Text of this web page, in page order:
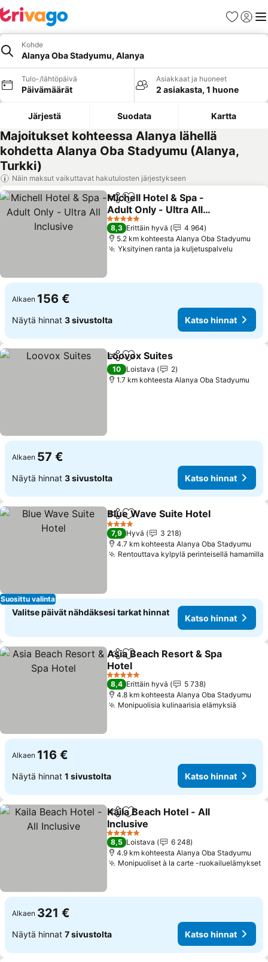
Suosikit
Kohde
Alanya Oba Stadyumu, Alanya
Tulo-/lähtöpäivä
Päivämäärät
Asiakkaat ja huoneet
2 asiakasta, 1 huone
Järjestä Suodata Kartta
Majoitukset kohteessa Alanya lähellä
kohdetta Alanya Oba Stadyumu (Alanya,
Turkki)
Näin maksut vaikuttavat hakutulosten järjestykseen
Jaa Lisää suosikkeihin
Michell Hotel & Spa -
Adult Only - Ultra All
Inclusive
Katso hinnat
5 Tähtiluokitus
8,3 Erittäin hyvä
4 964
5.2 km kohteesta Alanya Oba Stadyumu
Yksityinen ranta ja kuljetuspalvelu
Alkaen 156 €
Näytä hinnat 3 sivustolta Katso hinnat
Jaa Lisää suosikkeihin
Loovox Suites
10 Loistava
2
1.7 km kohteesta Alanya Oba Stadyumu
Alkaen 57 €
Näytä hinnat 3 sivustolta Katso hinnat
Suosittu valinta
Jaa Lisää suosikkeihin
Blue Wave Suite Hotel
4 Tähtiluokitus
7,9 Hyvä
3 218
4.7 km kohteesta Alanya Oba Stadyumu
Rentouttava kylpylä perinteisellä hamamilla
Valitse päivät nähdäksesi tarkat hinnat
Katso hinnat
Jaa Lisää suosikkeihin
Asia Beach Resort & Spa
Hotel
Katso hinnat
5 Tähtiluokitus
8,4 Erittäin hyvä
5 738
4.8 km kohteesta Alanya Oba Stadyumu
Monipuolisia kulinaarisia elämyksiä
Alkaen 116 €
Näytä hinnat 1 sivustolta Katso hinnat
Jaa Lisää suosikkeihin
Kaila Beach Hotel - All
Inclusive
Katso hinnat
5 Tähtiluokitus
8,5 Loistava
6 248
4.9 km kohteesta Alanya Oba Stadyumu
Monipuoliset à la carte -ruokailuelämykset
Alkaen 321 €
Näytä hinnat 7 sivustolta Katso hinnat